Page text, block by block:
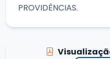
PROVIDÊNCIAS.